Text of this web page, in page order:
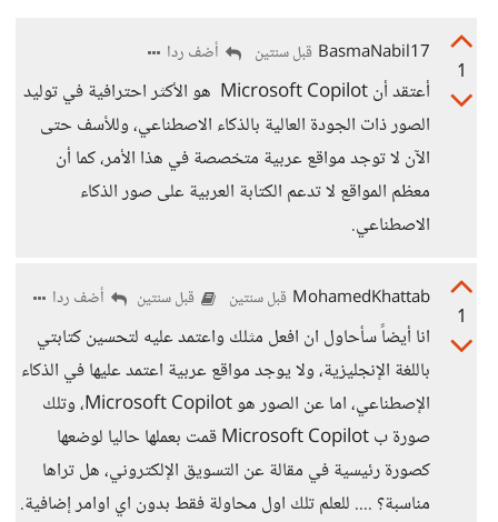
1
BasmaNabil17 قبل سنتين أضف ردا
أعتقد أن Microsoft Copilot هو الأكثر احترافية في توليد
الصور ذات الجودة العالية بالذكاء الاصطناعي، وللأسف حتى
الآن لا توجد مواقع عربية متخصصة في هذا الأمر، كما أن
معظم المواقع لا تدعم الكتابة العربية على صور الذكاء
الاصطناعي.
1
MohamedKhattab قبل سنتين قبل سنتين أضف ردا
انا أيضاً سأحاول ان افعل مثلك واعتمد عليه لتحسين كتابتي
باللغة الإنجليزية، ولا يوجد مواقع عربية اعتمد عليها في الذكاء
الإصطناعي، اما عن الصور هو Microsoft Copilot، وتلك
صورة ب Microsoft Copilot قمت بعملها حاليا لوضعها
كصورة رئيسية في مقالة عن التسويق الإلكتروني، هل تراها
مناسبة؟ .... للعلم تلك اول محاولة فقط بدون اي اوامر إضافية.